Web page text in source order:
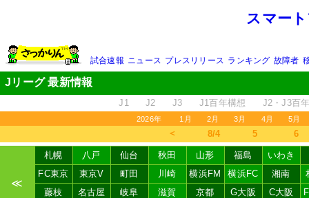
スマー
試合速報 ニュース プレスリリース ランキング 故障者
Jリーグ 最新情報
J1 J2 J3 J1百年構想 J2・J3百
2026年 1月 2月 3月 4月 5月
＜ 8/4 5 6
≪
札幌 八戸 仙台 秋田 山形 福島
いわき
FC東京
東京V 町田 川崎 横浜FM 横浜FC 湘南
藤枝
名古屋 岐阜 滋賀 京都 G大阪 C大阪